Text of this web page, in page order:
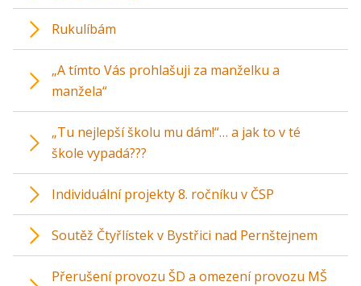
Rukulíbám
„A tímto Vás prohlašuji za manželku a
manžela“
„Tu nejlepší školu mu dám!“… a jak to v té
škole vypadá???
Individuální projekty 8. ročníku v ČSP
Soutěž Čtyřlístek v Bystřici nad Pernštejnem
Přerušení provozu ŠD a omezení provozu MŠ